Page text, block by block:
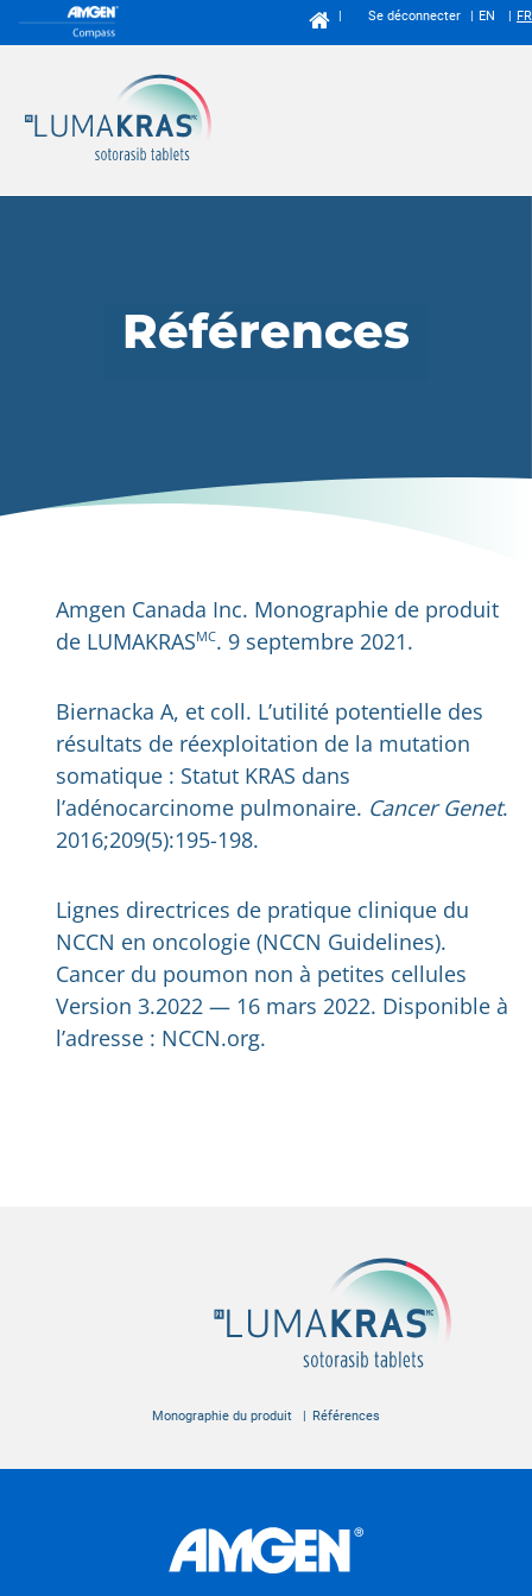
Se déconnecter EN FR
Références
Amgen Canada Inc. Monographie de produit
de LUMAKRASMC. 9 septembre 2021.
Biernacka A, et coll. L’utilité potentielle des
résultats de réexploitation de la mutation
somatique : Statut KRAS dans
l’adénocarcinome pulmonaire. Cancer Genet.
2016;209(5):195-198.
Lignes directrices de pratique clinique du
NCCN en oncologie (NCCN Guidelines).
Cancer du poumon non à petites cellules
Version 3.2022 — 16 mars 2022. Disponible à
l’adresse : NCCN.org.
Monographie du produit Références